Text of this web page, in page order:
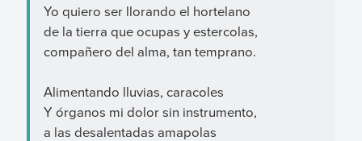
Yo quiero ser llorando el hortelano
de la tierra que ocupas y estercolas,
compañero del alma, tan temprano.
Alimentando lluvias, caracoles
Y órganos mi dolor sin instrumento,
a las desalentadas amapolas